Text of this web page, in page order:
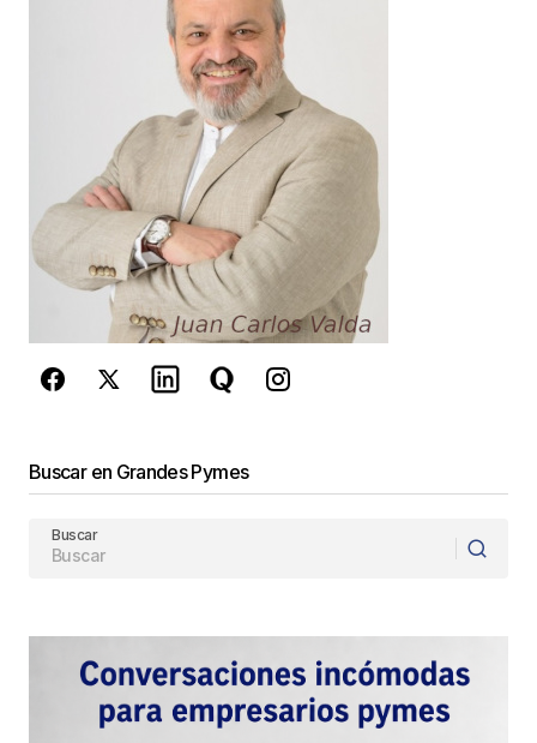
*
Guarda mi nombre, correo electrónico y web en
este navegador para la próxima vez que
comente.
Este sitio esta protegido por
reCAPTCHA y laPolítica de
privacidady losTérminos del servicio
de Google se aplican.
Enviar Comentario
Buscar en Grandes Pymes
Buscar